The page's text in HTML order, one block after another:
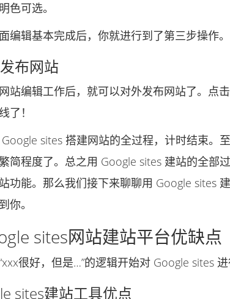
色可选。
辑基本完成后，你就进行到了第三步操作。
布网站
编辑工作后，就可以对外发布网站了。点击
了！
sites 搭建网站的全过程，计时结束。
简程度了。总之用 Google sites 建站的全部
功能。那么我们接下来聊聊用 Google sites
你。
sites网站建站平台优缺点
很好，但是…”的逻辑开始对 Google sites 进
sites建站工具优点